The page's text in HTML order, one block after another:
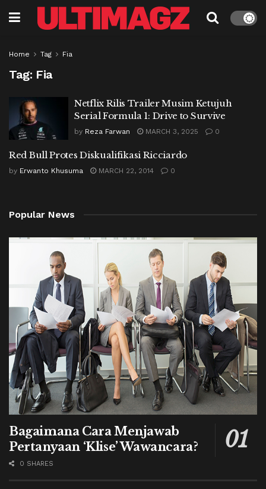
Home Tag Fia
Tag: Fia
Netflix Rilis Trailer Musim Ketujuh
Serial Formula 1: Drive to Survive
by Reza Farwan MARCH 3, 2025 0
Red Bull Protes Diskualifikasi Ricciardo
by Erwanto Khusuma MARCH 22, 2014 0
Popular News
Bagaimana Cara Menjawab
Pertanyaan ‘Klise’ Wawancara?
0 SHARES